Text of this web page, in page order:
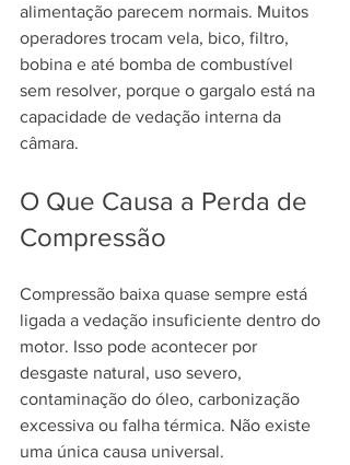
alimentação parecem normais. Muitos
operadores trocam vela, bico, filtro,
bobina e até bomba de combustível
sem resolver, porque o gargalo está na
capacidade de vedação interna da
câmara.
O Que Causa a Perda de
Compressão
Compressão baixa quase sempre está
ligada a vedação insuficiente dentro do
motor. Isso pode acontecer por
desgaste natural, uso severo,
contaminação do óleo, carbonização
excessiva ou falha térmica. Não existe
uma única causa universal.